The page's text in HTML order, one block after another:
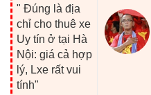
" Đúng là địa
chỉ cho thuê xe
Uy tín ở tại Hà
Nội: giá cả hợp
lý, Lxe rất vui
tính"